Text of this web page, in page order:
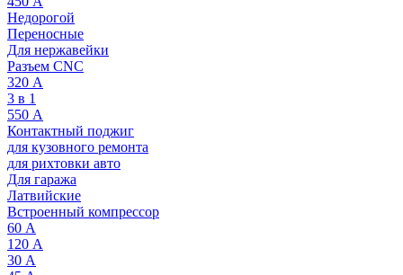
Недорогой
Переносные
Для нержавейки
Разъем CNC
320 А
3 в 1
550 А
Контактный поджиг
для кузовного ремонта
для рихтовки авто
Для гаража
Латвийские
Встроенный компрессор
60 А
120 А
30 А